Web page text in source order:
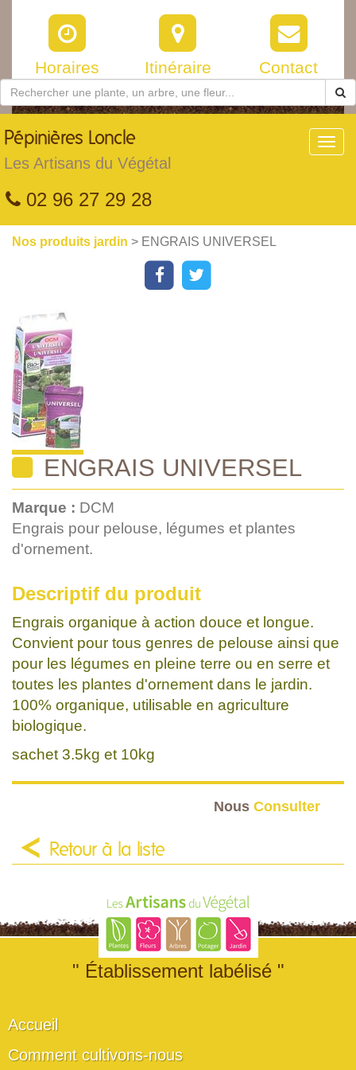
Horaires Itinéraire Contact
Pépinières Loncle
Les Artisans du Végétal
02 96 27 29 28
Nos produits jardin > ENGRAIS UNIVERSEL
ENGRAIS UNIVERSEL
Marque : DCM
Engrais pour pelouse, légumes et plantes
d'ornement.
Descriptif du produit
Engrais organique à action douce et longue.
Convient pour tous genres de pelouse ainsi que
pour les légumes en pleine terre ou en serre et
toutes les plantes d'ornement dans le jardin.
100% organique, utilisable en agriculture
biologique.
sachet 3.5kg et 10kg
Nous Consulter
Retour à la liste
" Établissement labélisé "
Accueil
Comment cultivons-nous